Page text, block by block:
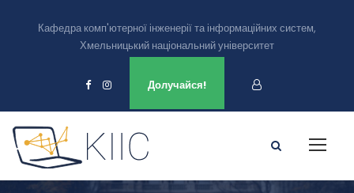
Кафедра комп'ютерної інженерії та інформаційних систем,
Хмельницький національний університет
Долучайся!